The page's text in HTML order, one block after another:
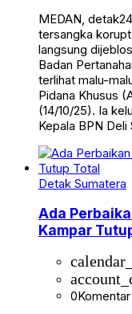
MEDAN,
tersangka
langsung
Badan
terlihat malu-
Pidana Khusus
(14/10/25). Ia
Kepala BPN
Detak Sumatera
Ada
Kampar
0Komentar